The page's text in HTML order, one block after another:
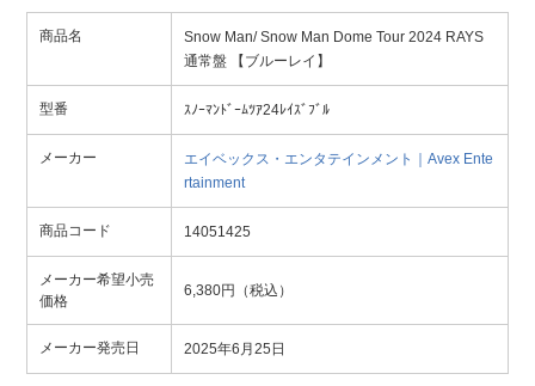
商品名
Snow Man/ Snow Man Dome Tour 2024 RAYS
通常盤 【ブルーレイ】
型番 ｽﾉｰﾏﾝﾄﾞｰﾑﾂｱ24ﾚｲｽﾞﾌﾞﾙ
メーカー
エイベックス・エンタテインメント｜Avex Ente
rtainment
商品コード 14051425
メーカー希望小売
価格
6,380円（税込）
メーカー発売日 2025年6月25日